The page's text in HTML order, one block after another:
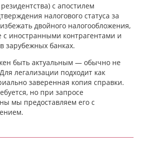
с апостилем
налогового статуса за
двойного налогообложения,
с иностранными контрагентами и
зарубежных банках.
быть актуальным — обычно не
легализации подходит как
заверенная копия справки.
но при запросе
мы предоставляем его с